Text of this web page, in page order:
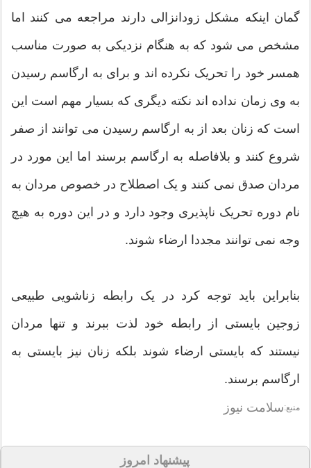
گمان اینکه مشکل زودانزالی دارند مراجعه می کنند اما
مشخص می شود که به هنگام نزدیکی به صورت مناسب
همسر خود را تحریک نکرده اند و برای به ارگاسم رسیدن
به وی زمان نداده اند نکته دیگری که بسیار مهم است این
است که زنان بعد از به ارگاسم رسیدن می توانند از صفر
شروع کنند و بلافاصله به ارگاسم برسند اما این مورد در
مردان صدق نمی کنند و یک اصطلاح در خصوص مردان به
نام دوره تحریک ناپذیری وجود دارد و در این دوره به هیچ
وجه نمی توانند مجددا ارضاء شوند.
بنابراین باید توجه کرد در یک رابطه زناشویی طبیعی
زوجین بایستی از رابطه خود لذت ببرند و تنها مردان
نیستند که بایستی ارضاء شوند بلکه زنان نیز بایستی به
ارگاسم برسند.
منبع:سلامت نیوز
پیشنهاد امروز